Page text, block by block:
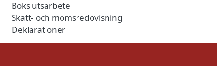
Bokslutsarbete
Skatt- och momsredovisning
Deklarationer